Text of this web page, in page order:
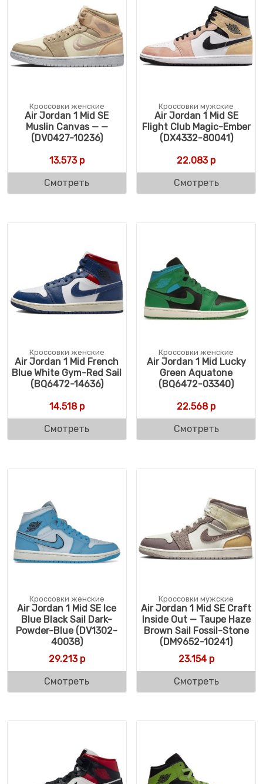
Кроссовки женские
Air Jordan 1 Mid SE
Muslin Canvas — —
(DV0427-10236)
13.573р
Смотреть
Кроссовки мужские
Air Jordan 1 Mid SE
Flight Club Magic-Ember
(DX4332-80041)
22.083р
Смотреть
Кроссовки женские
Air Jordan 1 Mid French
Blue White Gym-Red Sail
(BQ6472-14636)
14.518р
Смотреть
Кроссовки женские
Air Jordan 1 Mid Lucky
Green Aquatone
(BQ6472-03340)
22.568р
Смотреть
Кроссовки женские
Air Jordan 1 Mid SE Ice
Blue Black Sail Dark-
Powder-Blue (DV1302-
40038)
29.213р
Смотреть
Кроссовки мужские
Air Jordan 1 Mid SE Craft
Inside Out — Taupe Haze
Brown Sail Fossil-Stone
(DM9652-10241)
23.154р
Смотреть